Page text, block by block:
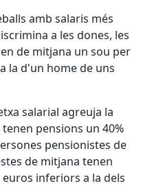
amb salaris més
a les dones, les
de mitjana un sou per
la d'un home de uns
salarial agreuja la
pensions un 40%
pensionistes de
de mitjana tenen
inferiors a la dels